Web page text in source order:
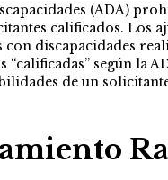
(ADA)
calificados. Los
con discapacidades
según la
de un